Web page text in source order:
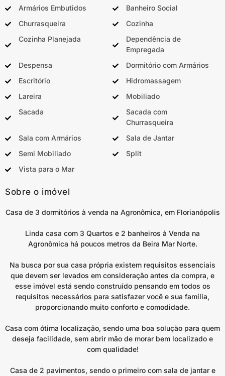
Armários Embutidos
Banheiro Social
Churrasqueira
Cozinha
Cozinha Planejada
Dependência de
Empregada
Despensa
Dormitório com Armários
Escritório
Hidromassagem
Lareira
Mobiliado
Sacada
Sacada com
Churrasqueira
Sala com Armários
Sala de Jantar
Semi Mobiliado
Split
Vista para o Mar
Sobre o imóvel
Casa de 3 dormitórios à venda na Agronômica, em Florianópolis
Linda casa com 3 Quartos e 2 banheiros à Venda na
Agronômica há poucos metros da Beira Mar Norte.
Na busca por sua casa própria existem requisitos essenciais
que devem ser levados em consideração antes da compra, e
esse imóvel está sendo construído pensando em todos os
requisitos necessários para satisfazer você e sua família,
proporcionando muito conforto e comodidade.
Casa com ótima localização, sendo uma boa solução para quem
deseja facilidade, sem abrir mão de morar bem localizado e
com qualidade!
Casa de 2 pavimentos, sendo o primeiro com sala de jantar e